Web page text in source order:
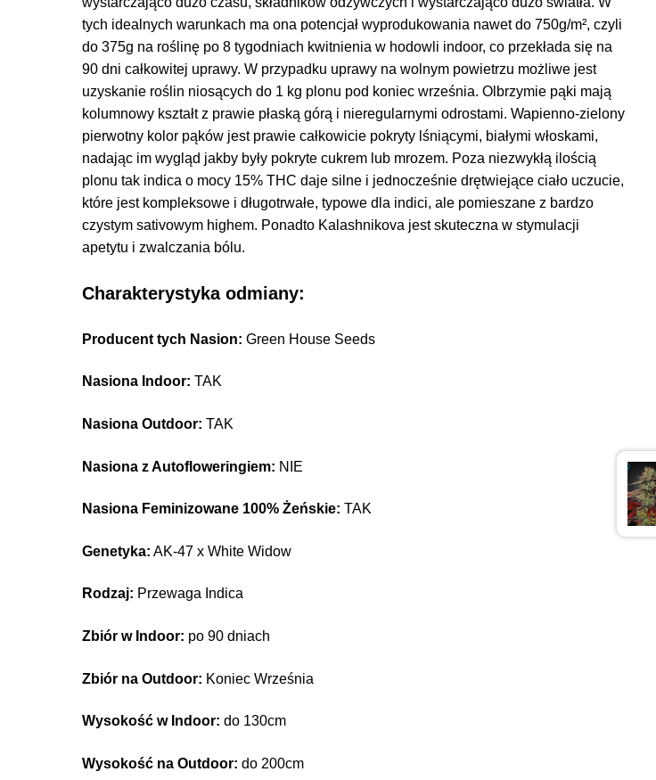
tych idealnych warunkach ma ona potencjał wyprodukowania nawet do 750g/m², czyli
do 375g na roślinę po 8 tygodniach kwitnienia w hodowli indoor, co przekłada się na
90 dni całkowitej uprawy. W przypadku uprawy na wolnym powietrzu możliwe jest
uzyskanie roślin niosących do 1 kg plonu pod koniec września. Olbrzymie pąki mają
kolumnowy kształt z prawie płaską górą i nieregularnymi odrostami. Wapienno-zielony
pierwotny kolor pąków jest prawie całkowicie pokryty lśniącymi, białymi włoskami,
nadając im wygląd jakby były pokryte cukrem lub mrozem. Poza niezwykłą ilością
plonu tak indica o mocy 15% THC daje silne i jednocześnie drętwiejące ciało uczucie,
które jest kompleksowe i długotrwałe, typowe dla indici, ale pomieszane z bardzo
czystym sativowym highem. Ponadto Kalashnikova jest skuteczna w stymulacji
apetytu i zwalczania bólu.
Charakterystyka odmiany:
Producent tych Nasion: Green House Seeds
Nasiona Indoor: TAK
Nasiona Outdoor: TAK
Nasiona z Autofloweringiem: NIE
Nasiona Feminizowane 100% Żeńskie: TAK
Genetyka: AK-47 x White Widow
Rodzaj: Przewaga Indica
Zbiór w Indoor: po 90 dniach
Zbiór na Outdoor: Koniec Września
Wysokość w Indoor: do 130cm
Wysokość na Outdoor: do 200cm